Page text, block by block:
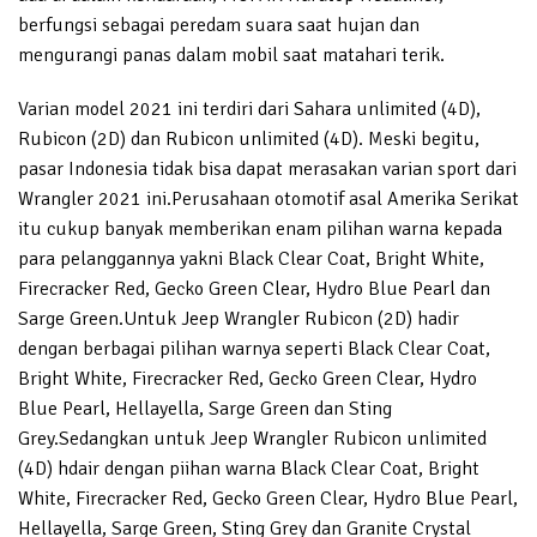
berfungsi sebagai peredam suara saat hujan dan
mengurangi panas dalam mobil saat matahari terik.
Varian model 2021 ini terdiri dari Sahara unlimited (4D),
Rubicon (2D) dan Rubicon unlimited (4D). Meski begitu,
pasar Indonesia tidak bisa dapat merasakan varian sport dari
Wrangler 2021 ini.Perusahaan otomotif asal Amerika Serikat
itu cukup banyak memberikan enam pilihan warna kepada
para pelanggannya yakni Black Clear Coat, Bright White,
Firecracker Red, Gecko Green Clear, Hydro Blue Pearl dan
Sarge Green.Untuk Jeep Wrangler Rubicon (2D) hadir
dengan berbagai pilihan warnya seperti Black Clear Coat,
Bright White, Firecracker Red, Gecko Green Clear, Hydro
Blue Pearl, Hellayella, Sarge Green dan Sting
Grey.Sedangkan untuk Jeep Wrangler Rubicon unlimited
(4D) hdair dengan piihan warna Black Clear Coat, Bright
White, Firecracker Red, Gecko Green Clear, Hydro Blue Pearl,
Hellayella, Sarge Green, Sting Grey dan Granite Crystal